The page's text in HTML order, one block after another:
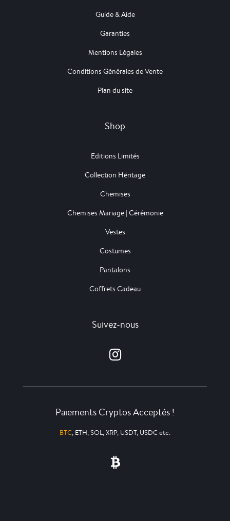
Guide & Aide
Garanties
Mentions Légales
Conditions Générales de Vente
Plan du site
Shop
Editions Limités
Collection Héritage
Chemises
Chemises Mariage | Cérémonie
Vestes
Costumes
Pantalons
Coffrets Cadeau
Suivez-nous
Paiements Cryptos Acceptés !
BTC, ETH, SOL, XRP, USDT, USDC etc.